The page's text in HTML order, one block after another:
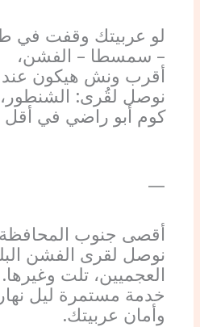
لو عربيتك وقفت في
– سمسطا – الفشن،
أقرب ونش هيكون
نوصل لقُرى: الشنطور،
كوم أبو راضي في أقل من 30
—
أقصى جنوب
نوصل لقرى الفشن
العجميين، تلت وغيرها.
خدمة مستمرة ليل
وأمان عربيتك.